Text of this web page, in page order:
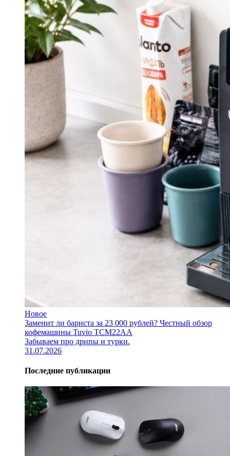
Новое
Заменит ли бариста за 23 000 рублей? Честный обзор
кофемашины Tuvio TCM22AA
Забываем про дрипы и турки.
31.07.2026
Последние публикации